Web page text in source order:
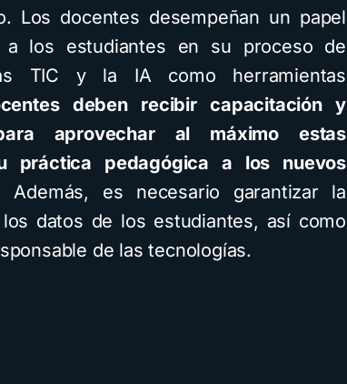
Los docentes desempeñan un papel
los estudiantes en su proceso de
TIC y la IA como herramientas
deben recibir capacitación y
aprovechar al máximo estas
práctica pedagógica a los nuevos
Además, es necesario garantizar la
datos de los estudiantes, así como
de las tecnologías.